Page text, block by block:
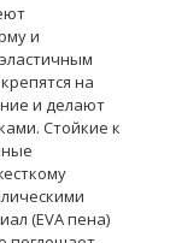
и
на
и делают
Стойкие к
(EVA пена)